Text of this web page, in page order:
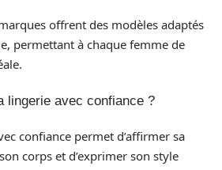
offrent des modèles adaptés
permettant à chaque femme de
lingerie avec confiance ?
confiance permet d’affirmer sa
corps et d’exprimer son style